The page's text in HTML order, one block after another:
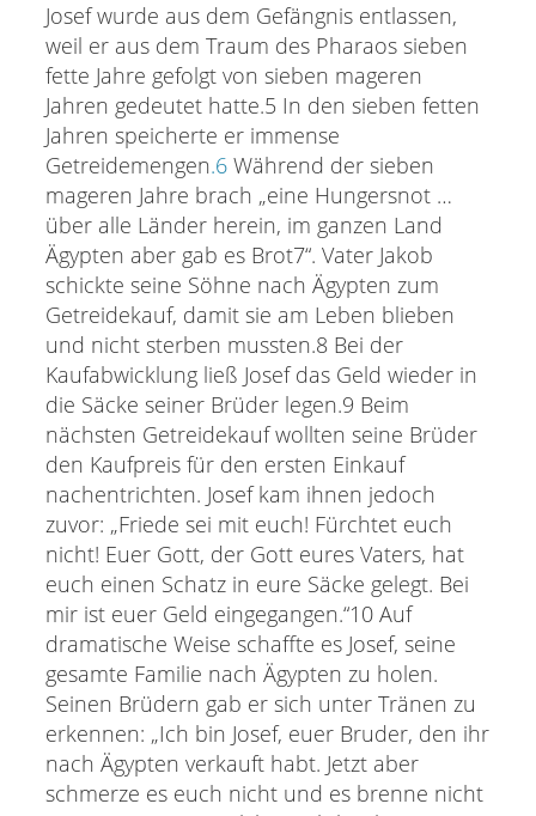
Josef wurde aus dem Gefängnis entlassen,
weil er aus dem Traum des Pharaos sieben
fette Jahre gefolgt von sieben mageren
Jahren gedeutet hatte.5 In den sieben fetten
Jahren speicherte er immense
Getreidemengen.6Während der sieben
mageren Jahre brach „eine Hungersnot …
über alle Länder herein, im ganzen Land
Ägypten aber gab es Brot7“. Vater Jakob
schickte seine Söhne nach Ägypten zum
Getreidekauf, damit sie am Leben blieben
und nicht sterben mussten.8 Bei der
Kaufabwicklung ließ Josef das Geld wieder in
die Säcke seiner Brüder legen.9 Beim
nächsten Getreidekauf wollten seine Brüder
den Kaufpreis für den ersten Einkauf
nachentrichten. Josef kam ihnen jedoch
zuvor: „Friede sei mit euch! Fürchtet euch
nicht! Euer Gott, der Gott eures Vaters, hat
euch einen Schatz in eure Säcke gelegt. Bei
mir ist euer Geld eingegangen.“10 Auf
dramatische Weise schaffte es Josef, seine
gesamte Familie nach Ägypten zu holen.
Seinen Brüdern gab er sich unter Tränen zu
erkennen: „Ich bin Josef, euer Bruder, den ihr
nach Ägypten verkauft habt. Jetzt aber
schmerze es euch nicht und es brenne nicht